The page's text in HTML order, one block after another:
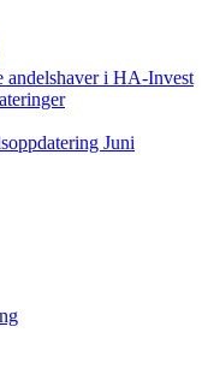
i HA-Invest
Juni